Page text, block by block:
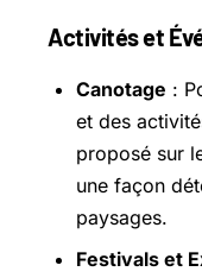
Activités et
Canotage :
et des
proposé sur
une façon
paysages.
Festivals et